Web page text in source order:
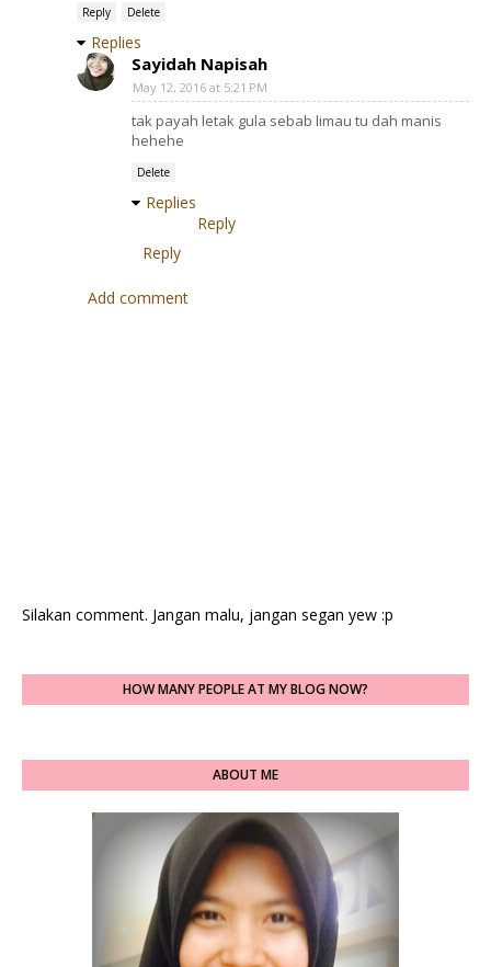
Reply Delete
Replies
Sayidah Napisah
May 12, 2016 at 5:21 PM
tak payah letak gula sebab limau tu dah manis
hehehe
Delete
Replies
Reply
Reply
Add comment
Silakan comment. Jangan malu, jangan segan yew :p
HOW MANY PEOPLE AT MY BLOG NOW?
ABOUT ME